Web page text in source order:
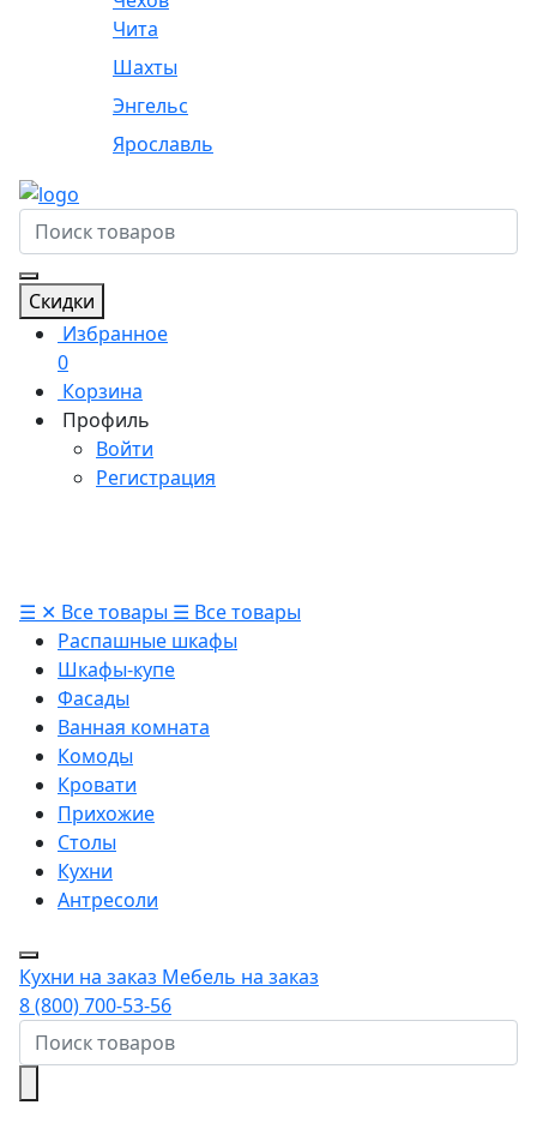
Чита
Шахты
Энгельс
Ярославль
Скидки
Избранное
0
Корзина
Профиль
Войти
Регистрация
☰ ✕ Все товары ☰ Все товары
Распашные шкафы
Шкафы-купе
Фасады
Ванная комната
Комоды
Кровати
Прихожие
Столы
Кухни
Антресоли
Кухни на заказ Мебель на заказ
8 (800) 700-53-56